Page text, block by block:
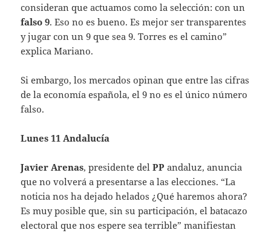
consideran que actuamos como la selección: con un
falso 9. Eso no es bueno. Es mejor ser transparentes
y jugar con un 9 que sea 9. Torres es el camino”
explica Mariano.
Si embargo, los mercados opinan que entre las cifras
de la economía española, el 9 no es el único número
falso.
Lunes 11 Andalucía
Javier Arenas, presidente delPP andaluz, anuncia
que no volverá a presentarse a las elecciones. “La
noticia nos ha dejado helados ¿Qué haremos ahora?
Es muy posible que, sin su participación, el batacazo
electoral que nos espere sea terrible” manifiestan